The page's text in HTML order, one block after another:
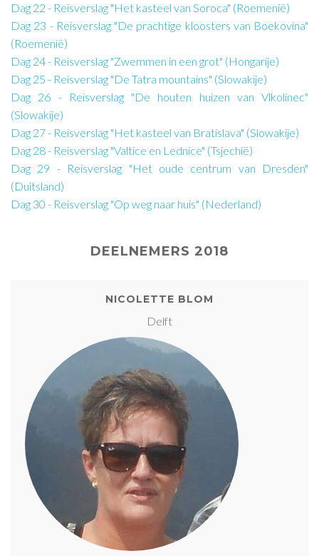
Dag 22 - Reisverslag "Het kasteel van Soroca" (Roemenië)
Dag 23 - Reisverslag "De prachtige kloosters van Boekovina"
(Roemenië)
Dag 24 - Reisverslag "Zwemmen in een grot" (Hongarije)
Dag 25 - Reisverslag "De Tatra mountains" (Slowakije)
Dag 26 - Reisverslag "De houten huizen van Vlkolínec"
(Slowakije)
Dag 27 - Reisverslag "Het kasteel van Bratislava" (Slowakije)
Dag 28 - Reisverslag "Valtice en Lednice" (Tsjechië)
Dag 29 - Reisverslag "Het oude centrum van Dresden"
(Duitsland)
Dag 30 - Reisverslag "Op weg naar huis" (Nederland)
DEELNEMERS 2018
NICOLETTE BLOM
Delft